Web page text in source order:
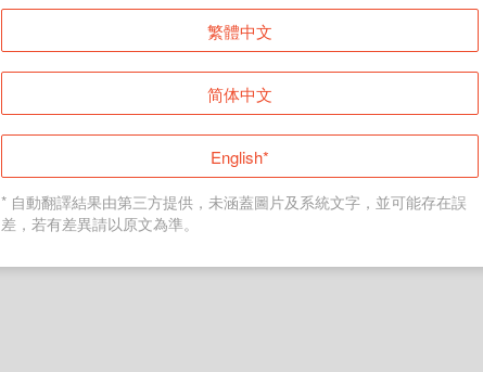
登入
返回首頁
繁體中文
简体中文
English*
* 自動翻譯結果由第三方提供，未涵蓋圖片及系統文字，並可能存在誤
差，若有差異請以原文為準。